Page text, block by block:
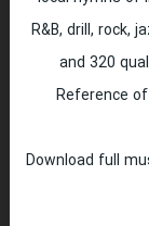
R&B, drill, rock,
and 320
Reference
Download full